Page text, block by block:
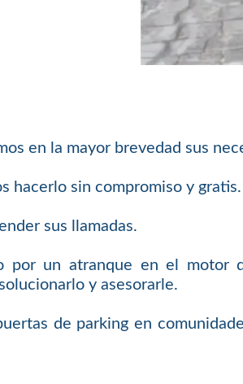
en la mayor brevedad sus
hacerlo sin compromiso y gratis.
sus llamadas.
por un atranque en el motor
y asesorarle.
de parking en